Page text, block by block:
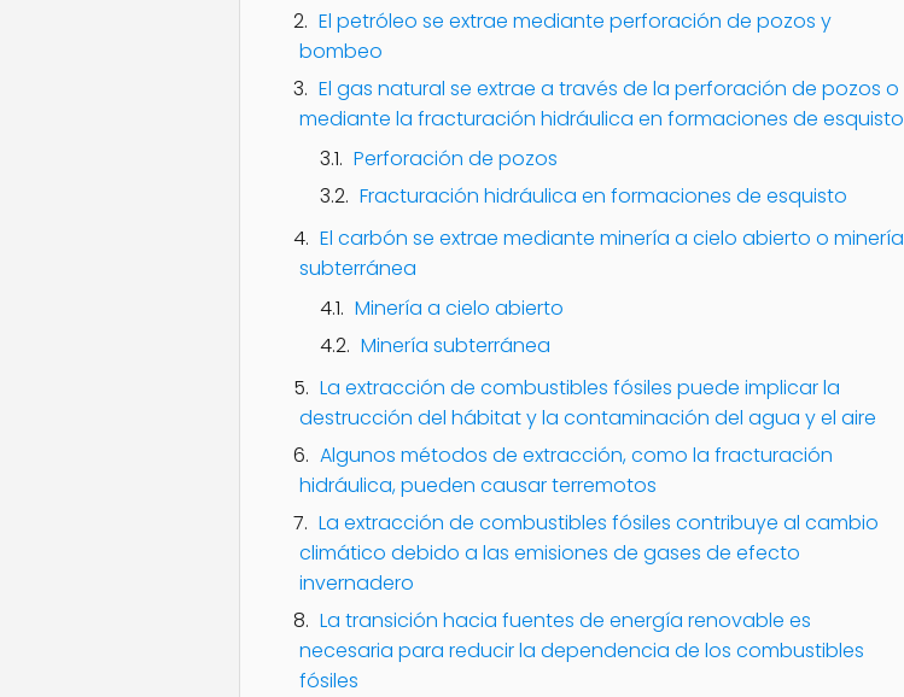
El petróleo se extrae mediante perforación de pozos y
bombeo
El gas natural se extrae a través de la perforación de pozos o
mediante la fracturación hidráulica en formaciones de esquisto
Perforación de pozos
Fracturación hidráulica en formaciones de esquisto
El carbón se extrae mediante minería a cielo abierto o minería
subterránea
Minería a cielo abierto
Minería subterránea
La extracción de combustibles fósiles puede implicar la
destrucción del hábitat y la contaminación del agua y el aire
Algunos métodos de extracción, como la fracturación
hidráulica, pueden causar terremotos
La extracción de combustibles fósiles contribuye al cambio
climático debido a las emisiones de gases de efecto
invernadero
La transición hacia fuentes de energía renovable es
necesaria para reducir la dependencia de los combustibles
fósiles